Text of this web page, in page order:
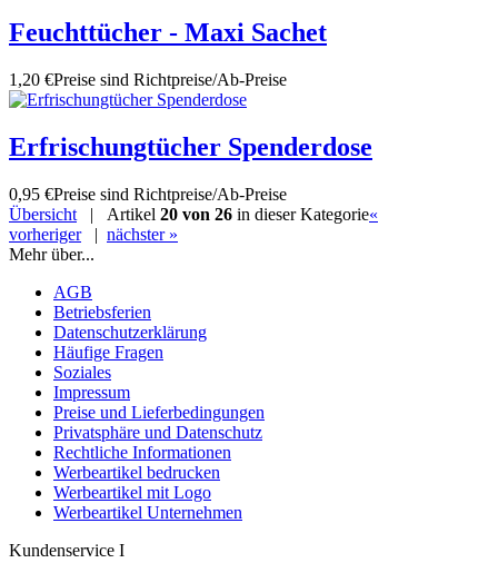
Feuchttücher - Maxi Sachet
1,20 €Preise sind Richtpreise/Ab-Preise
Erfrischungtücher Spenderdose
0,95 €Preise sind Richtpreise/Ab-Preise
Übersicht | Artikel 20 von 26 in dieser Kategorie«
vorheriger| nächster »
Mehr über...
AGB
Betriebsferien
Datenschutzerklärung
Häufige Fragen
Soziales
Impressum
Preise und Lieferbedingungen
Privatsphäre und Datenschutz
Rechtliche Informationen
Werbeartikel bedrucken
Werbeartikel mit Logo
Werbeartikel Unternehmen
Kundenservice I